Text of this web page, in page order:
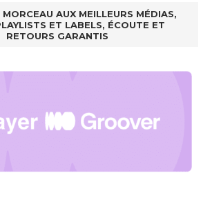
AUX MEILLEURS MÉDIAS,
ET LABELS, ÉCOUTE ET
RETOURS GARANTIS